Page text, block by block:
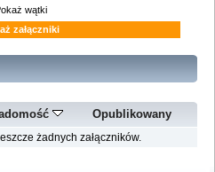
wątki
załączniki
Opublikowany
żadnych załączników.